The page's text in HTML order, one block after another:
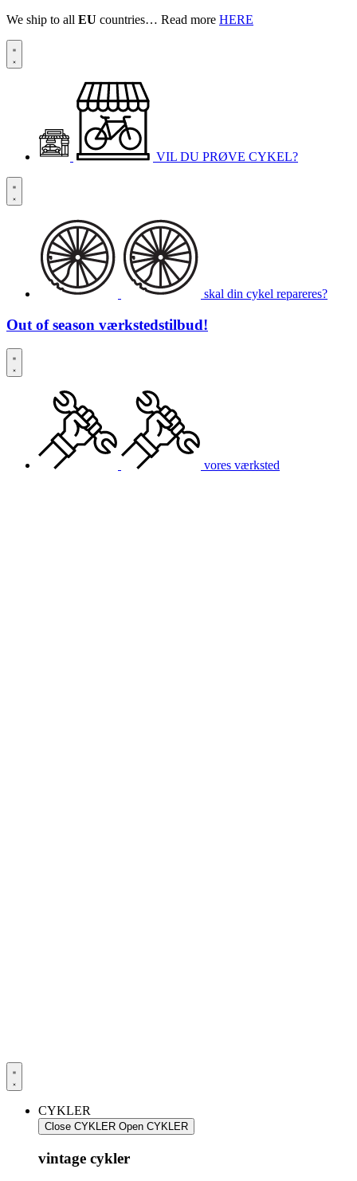
We ship to all EU countries… Read more HERE
VIL DU PRØVE CYKEL?
skal din cykel repareres?
Out of season værkstedstilbud!
vores værksted
CYKLER
Close CYKLER Open CYKLER
vintage cykler